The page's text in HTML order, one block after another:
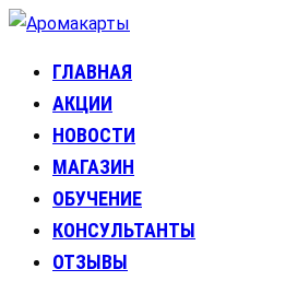
Перейти
содержимому
Аромакарты
Психологические эфирные
ГЛАВНАЯ
АКЦИИ
НОВОСТИ
МАГАЗИН
ОБУЧЕНИЕ
КОНСУЛЬТАНТЫ
ОТЗЫВЫ